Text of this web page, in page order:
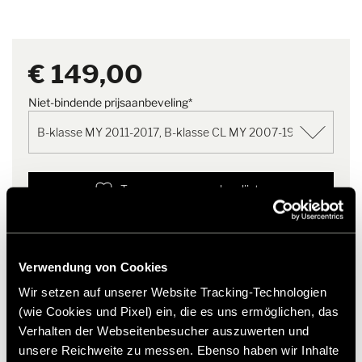
Verwendung von Cookies
Wir setzen auf unserer Website Tracking-Technologien
(wie Cookies und Pixel) ein, die es uns ermöglichen, das
Verhalten der Webseitenbesucher auszuwerten und
unsere Reichweite zu messen. Ebenso haben wir Inhalte
€ 149,00
Niet-bindende prijsaanbeveling*
Toevoegen aan verlanglijst
Artikelnummer: 2292244
* Originele Hymer accessoires zijn niet vanuit de fabriek
leverbaar, maar kunnen uitsluitend via uw handelspartner
worden besteld en gemonteerd. Afbeeldingen zijn onder
voorbehoud van wijzigingen.